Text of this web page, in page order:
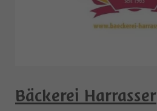
Bäckerei Harrasser